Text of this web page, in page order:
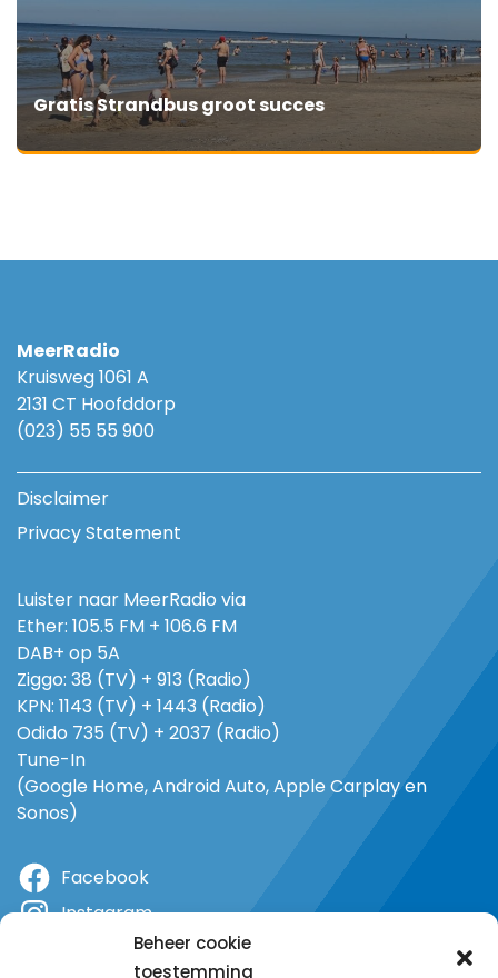
Beheer cookie
toestemming
Gratis Strandbus groot succes
MeerRadio
Kruisweg 1061 A
2131 CT Hoofddorp
(023) 55 55 900
Disclaimer
Privacy Statement
Luister naar MeerRadio via
Ether: 105.5 FM + 106.6 FM
DAB+ op 5A
Ziggo: 38 (TV) + 913 (Radio)
KPN: 1143 (TV) + 1443 (Radio)
Odido 735 (TV) + 2037 (Radio)
Tune-In
(Google Home, Android Auto, Apple Carplay en
Sonos)
Facebook
Instagram